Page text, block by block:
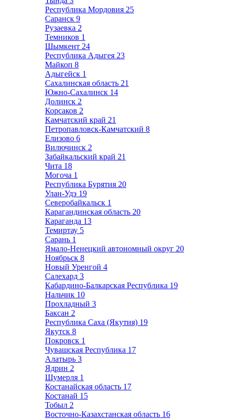
Республика Мордовия 25
Саранск 9
Рузаевка 2
Темников 1
Шымкент 24
Республика Адыгея 23
Майкоп 8
Адыгейск 1
Сахалинская область 21
Южно-Сахалинск 14
Долинск 2
Корсаков 2
Камчатский край 21
Петропавловск-Камчатский 8
Елизово 6
Вилючинск 2
Забайкальский край 21
Чита 18
Могоча 1
Республика Бурятия 20
Улан-Удэ 19
Северобайкальск 1
Карагандинская область 20
Караганда 13
Темиртау 5
Сарань 1
Ямало-Ненецкий автономный округ 20
Ноябрьск 8
Новый Уренгой 4
Салехард 3
Кабардино-Балкарская Республика 19
Нальчик 10
Прохладный 3
Баксан 2
Республика Саха (Якутия) 19
Якутск 8
Покровск 1
Чувашская Республика 17
Алатырь 3
Ядрин 2
Шумерля 1
Костанайская область 17
Костанай 15
Тобыл 2
Восточно-Казахстанская область 16